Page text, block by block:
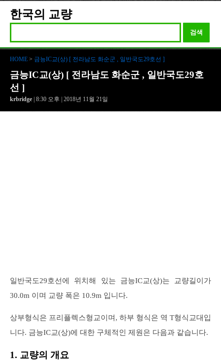
한국의 교량
검색
HOME > 금능IC교(상) [ 전라남도 화순군 , 일반국도29호선 ]
금능IC교(상) [ 전라남도 화순군 , 일반국도29호
선 ]
krbridge | 8:30 오후 | 2018년 11월 21일
일반국도29호선에 위치해 있는 금능IC교(상)는 교량길이가
30.0m 이며 교량 폭은 10.9m 입니다.
상부형식은 프리플렉스형교이며, 하부 형식은 역 T형식교대입
니다. 금능IC교(상)에 대한 구체적인 제원은 다음과 같습니다.
1. 교량의 개요